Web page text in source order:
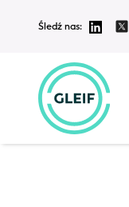
Śledź nas: